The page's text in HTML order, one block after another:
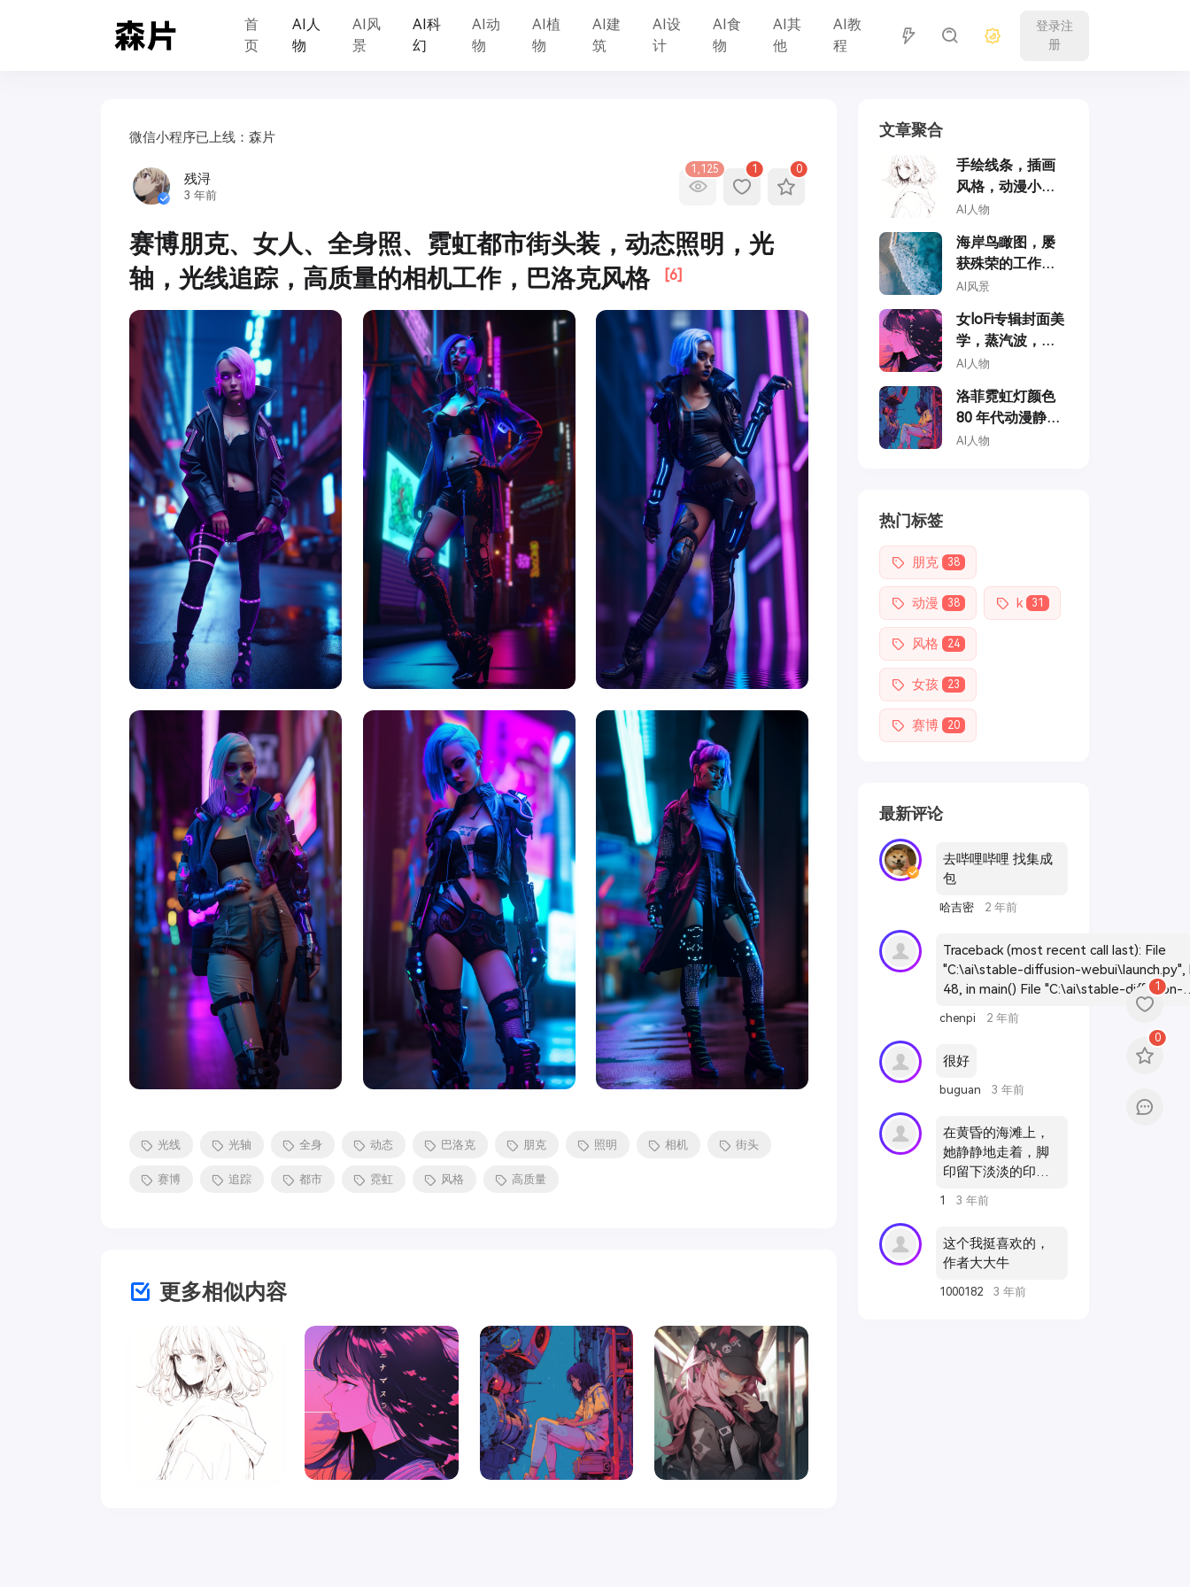
首
页
AI人
物
AI风
景
AI科
幻
AI动
物
AI植
物
AI建
筑
AI设
计
AI食
物
AI其
他
AI教
程
登录注
册
微信小程序已上线：森片
残浔
3 年前
1,125 1 0
赛博朋克、女人、全身照、霓虹都市街头装，动态照明，光
轴，光线追踪，高质量的相机工作，巴洛克风格
[6]
光线 光轴 全身 动态 巴洛克 朋克 照明 相机 街头
赛博 追踪 都市 霓虹 风格 高质量
更多相似内容
文章聚合
手绘线条，插画
风格，动漫小女
孩
AI人物
海岸鸟瞰图，屡
获殊荣的工作室
摄影，专业色彩
影，无对比度，
干净锐焦数码摄
影
AI风景
女loFi专辑封面美
学，蒸汽波，动
漫风格，全彩，
AI人物
洛菲霓虹灯颜色
80 年代动漫静
止，修理机甲的
AI人物
热门标签
朋克 38
动漫 38 k 31
风格 24
女孩 23
赛博 20
最新评论
去哔哩哔哩 找集成
包
哈吉密 2 年前
Traceback (most recent call last): File
"C:\ai\stable-diffusion-webui\launch.py",
48, in main() File "C:\ai\stable-diffusion-
webui\launch.py", line 39, in main
prepare_environment() File "C:\ai\stable-
diffusion-
411, in prepare_environment
git_clone(assets_repo, repo_dir('stable-
diffusion-webui-assets'), "assets",
assets_commit_hash) File "C:\ai\stable-
diffusion-
192, in git_clone run(f'"{git}" clone --config
{name} into {dir}...", f"Couldn't clone
webui\modules\launch_utils.py", line
run raise RuntimeError("\n".join(error_bits))
Command: "git" clone --config
chenpi 2 年前
很好
buguan 3 年前
在黄昏的海滩上，
她静静地走着，脚
印留下淡淡的印
记，波浪轻轻拍打
着沙滩，与她离别
空气中，反差明显
的黑白摄影风格，
用胶片相机拍摄，
1 3 年前
这个我挺喜欢的，
作者大大牛
1000182 3 年前
1
0